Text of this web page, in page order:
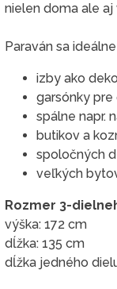
nielen doma ale aj
Paraván sa
izby ako
garsónky
spálne napr.
butikov a
spoločných
veľkých
Rozmer 3-
výška: 172 cm
dĺžka: 135 cm
dĺžka jedného